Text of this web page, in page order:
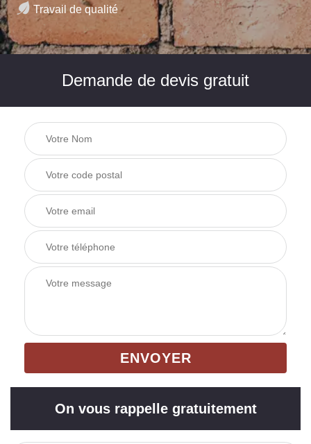
Travail de qualité
Demande de devis gratuit
On vous rappelle gratuitement